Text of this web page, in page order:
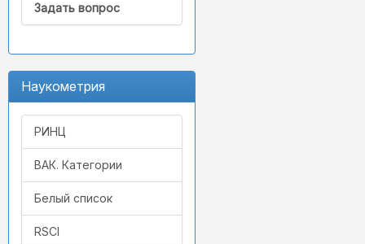
Задать вопрос
Наукометрия
РИНЦ
ВАК. Категории
Белый список
RSCI